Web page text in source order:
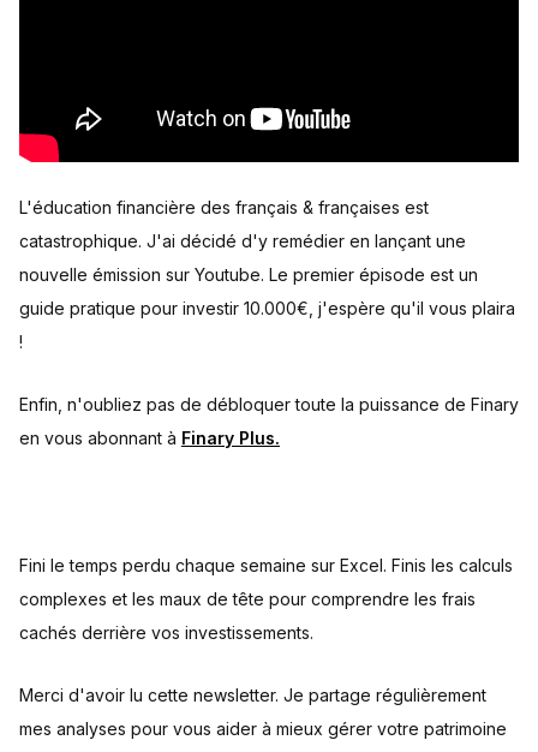
L'éducation financière des français & françaises est
catastrophique. J'ai décidé d'y remédier en lançant une
nouvelle émission sur Youtube. Le premier épisode est un
guide pratique pour investir 10.000€, j'espère qu'il vous plaira
!
Enfin, n'oubliez pas de débloquer toute la puissance de Finary
en vous abonnant à Finary Plus.
Fini le temps perdu chaque semaine sur Excel. Finis les calculs
complexes et les maux de tête pour comprendre les frais
cachés derrière vos investissements.
Merci d'avoir lu cette newsletter. Je partage régulièrement
mes analyses pour vous aider à mieux gérer votre patrimoine